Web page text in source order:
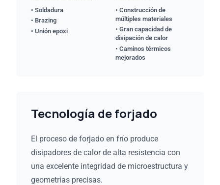
• Soldadura
• Brazing
• Unión epoxi
• Construcción de
múltiples materiales
• Gran capacidad de
disipación de calor
• Caminos térmicos
mejorados
Tecnología de forjado
El proceso de forjado en frío produce
disipadores de calor de alta resistencia con
una excelente integridad de microestructura y
geometrías precisas.